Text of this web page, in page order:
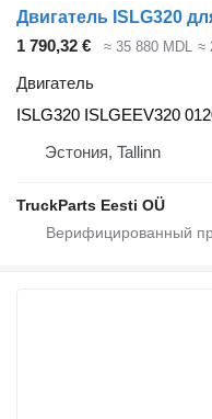
1 790,32 € ≈ 35 880 MDL ≈
Двигатель
ISLG320 ISLGEEV320
Эстония, Tallinn
TruckParts Eesti OÜ